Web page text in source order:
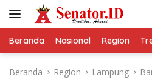
Beranda Nasional Region
Beranda Region Lampung